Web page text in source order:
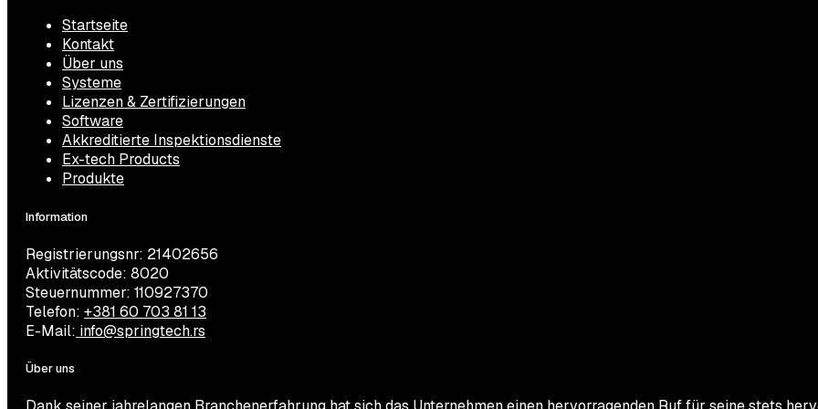
Startseite
Kontakt
Über uns
Systeme
Lizenzen & Zertifizierungen
Software
Akkreditierte Inspektionsdienste
Ex-tech Products
Produkte
Information
Registrierungsnr: 21402656
Aktivitätscode: 8020
Steuernummer: 110927370
Telefon: +381 60 703 81 13
E-Mail: info@springtech.rs
Über uns